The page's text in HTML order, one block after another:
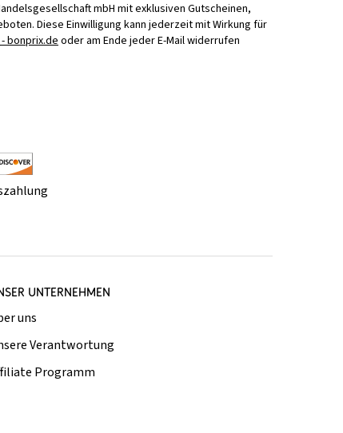
mbH mit exklusiven Gutscheinen,
Diese Einwilligung kann jederzeit mit Wirkung für
bonprix.deoder am Ende jeder E-Mail widerrufen
UNTERNEHMEN
uns
Verantwortung
Programm